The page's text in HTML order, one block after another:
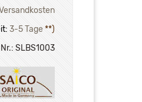
3-5 Tage **)
SLBS1003